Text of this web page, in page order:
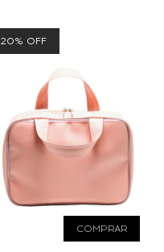
20% OFF
COMPRAR